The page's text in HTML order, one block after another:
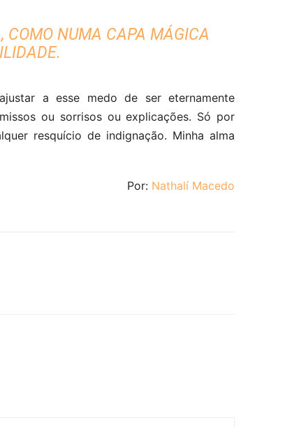
COMO NUMA CAPA MÁGICA
a esse medo de ser eternamente
ou sorrisos ou explicações. Só por
resquício de indignação. Minha alma
Por: Nathalí Macedo